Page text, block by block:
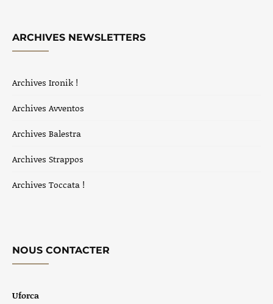
ARCHIVES NEWSLETTERS
Archives Ironik !
Archives Avventos
Archives Balestra
Archives Strappos
Archives Toccata !
NOUS CONTACTER
Uforca